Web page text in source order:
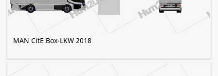
MAN CitE Box-LKW 2018